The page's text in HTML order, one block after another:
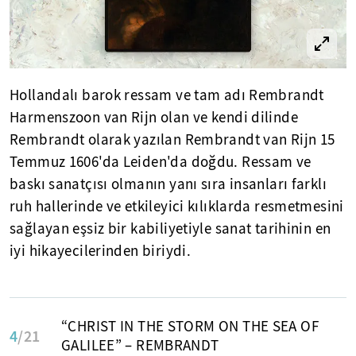
Hollandalı barok ressam ve tam adı Rembrandt
Harmenszoon van Rijn olan ve kendi dilinde
Rembrandt olarak yazılan Rembrandt van Rijn 15
Temmuz 1606'da Leiden'da doğdu. Ressam ve
baskı sanatçısı olmanın yanı sıra insanları farklı
ruh hallerinde ve etkileyici kılıklarda resmetmesini
sağlayan eşsiz bir kabiliyetiyle sanat tarihinin en
iyi hikayecilerinden biriydi.
4/21
“CHRIST IN THE STORM ON THE SEA OF
GALILEE” – REMBRANDT